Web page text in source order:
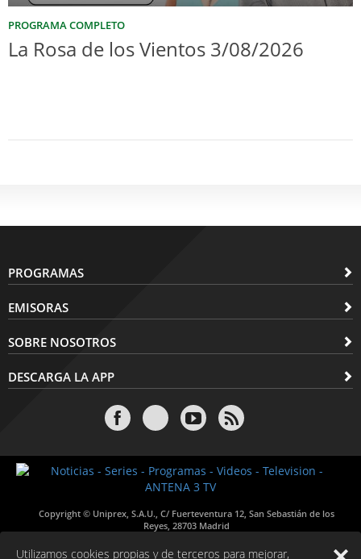
Utilizamos cookies propias y de terceros para mejorar,
PROGRAMA COMPLETO
La Rosa de los Vientos 3/08/2026
PROGRAMAS
EMISORAS
SOBRE NOSOTROS
DESCARGA LA APP
Copyright © Uniprex, S.A.U., C/ Fuerteventura 12, San Sebastián de los
Reyes, 28703 Madrid